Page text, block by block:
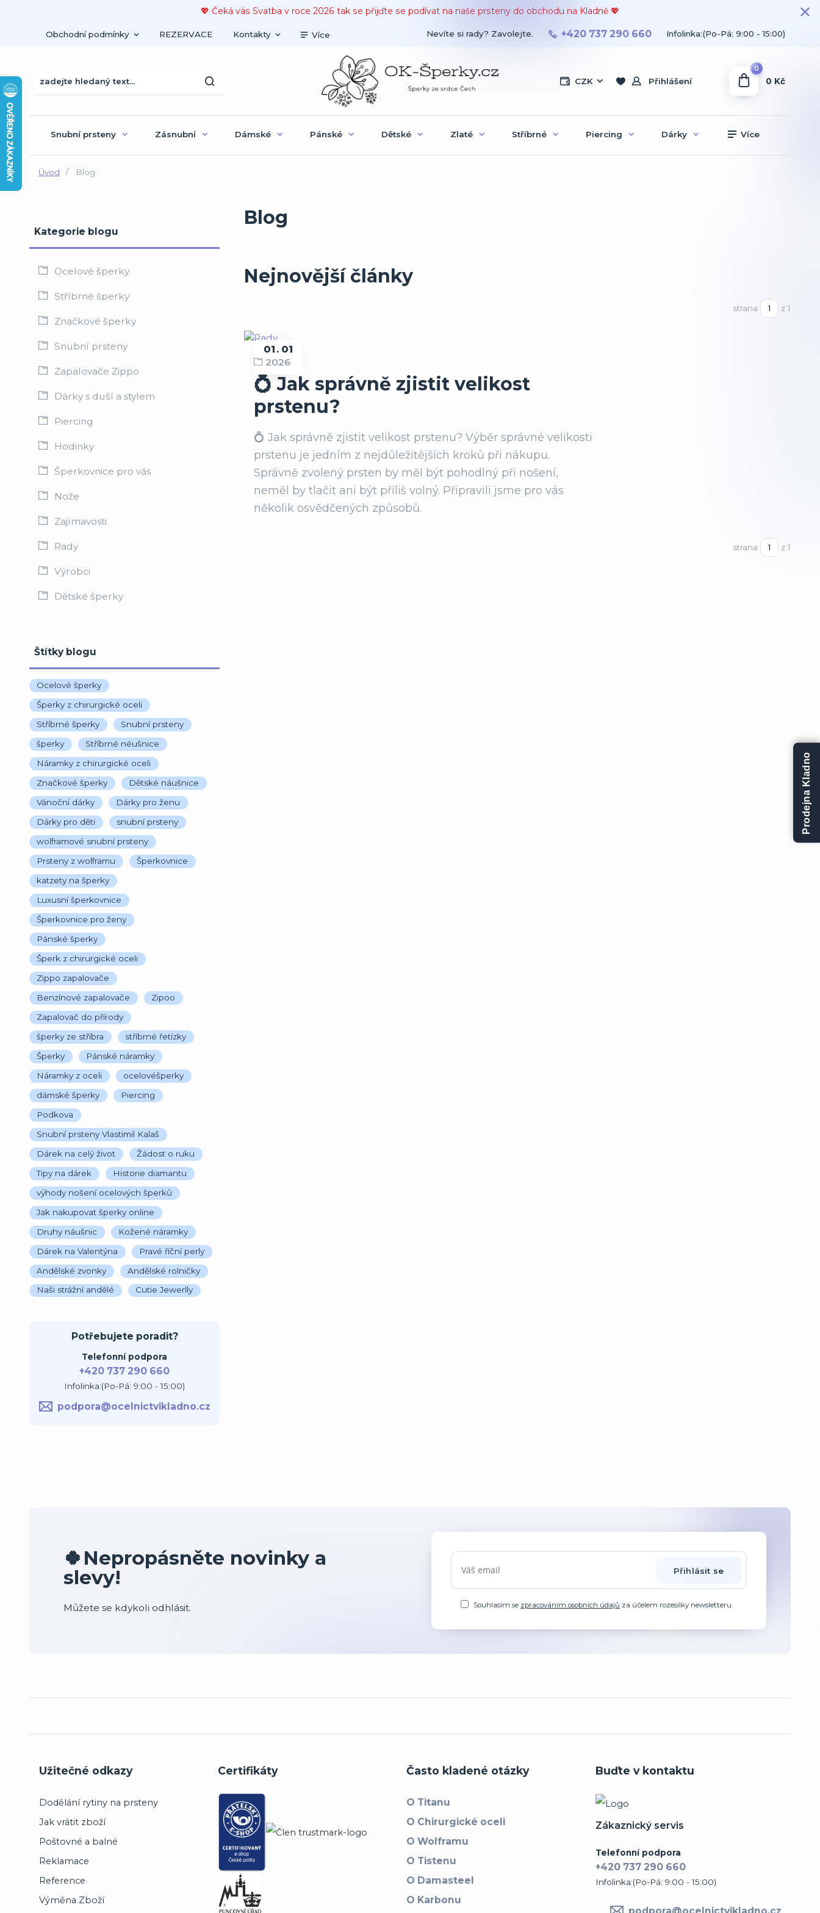
💖 Čeká vás Svatba v roce 2026 tak se přijďte se podívat na naše prsteny do obchodu na Kladně 💖
Obchodní podmínky REZERVACE Kontakty Více
CZK Přihlášení
Nevíte si rady? Zavolejte. +420 737 290 660 Infolinka:(Po-Pá: 9:00 - 15:00)
0
0 Kč
Snubní prsteny Zásnubní Dámské Pánské Dětské Zlaté Stříbrné Piercing Dárky Více
Úvod Blog
Kategorie blogu
Ocelové šperky
Stříbrné šperky
Značkové šperky
Snubní prsteny
Zapalovače Zippo
Dárky s duší a stylem
Piercing
Hodinky
Šperkovnice pro vás
Nože
Zajímavosti
Rady
Výrobci
Dětské šperky
Štítky blogu
Ocelové šperky
Šperky z chirurgické oceli
Stříbrné šperky
Snubní prsteny
šperky
Stříbrné néušnice
Náramky z chirurgické oceli
Značkové šperky
Dětské náušnice
Vánoční dárky
Dárky pro ženu
Dárky pro děti
snubní prsteny
wolframové snubní prsteny
Prsteny z wolframu
Šperkovnice
katzety na šperky
Luxusní šperkovnice
Šperkovnice pro ženy
Pánské šperky
Šperk z chirurgické oceli
Zippo zapalovače
Benzínové zapalovače
Zipoo
Zapalovač do přírody
šperky ze stříbra
stříbrné řetízky
Šperky
Pánské náramky
Náramky z oceli
ocelovéšperky
dámské šperky
Piercing
Podkova
Snubní prsteny Vlastimil Kalaš
Dárek na celý život
Žádost o ruku
Tipy na dárek
Historie diamantu
výhody nošení ocelových šperků
Jak nakupovat šperky online
Druhy náušnic
Kožené náramky
Dárek na Valentýna
Pravé říční perly
Andělské zvonky
Andělské rolničky
Naši strážní andělé
Cutie Jewerlly
Potřebujete poradit?
Telefonní podpora
+420 737 290 660
Infolinka:(Po-Pá: 9:00 - 15:00)
podpora@ocelnictvikladno.cz
Blog
Nejnovější články
strana z 1
💍 Jak správně zjistit velikost
prstenu?
01
01
2026
Rady
💍 Jak správně zjistit velikost prstenu? Výběr správné velikosti
prstenu je jedním z nejdůležitějších kroků při nákupu.
Správně zvolený prsten by měl být pohodlný při nošení,
neměl by tlačit ani být příliš volný. Připravili jsme pro vás
několik osvědčených způsobů.
strana z 1
🍀Nepropásněte novinky a
slevy!
Můžete se kdykoli odhlásit.
Přihlásit se
Souhlasím se zpracováním osobních údajů za účelem rozesílky newsletteru.
Prodejna Kladno
Užitečné odkazy
Dodělání rytiny na prsteny
Jak vrátit zboží
Poštovné a balné
Reklamace
Reference
Výměna Zboží
Certifikáty Často kladené otázky
O Titanu
O Chirurgické oceli
O Wolframu
O Tistenu
O Damasteel
O Karbonu
Buďte v kontaktu
Zákaznický servis
Telefonní podpora
+420 737 290 660
Infolinka:(Po-Pá: 9:00 - 15:00)
podpora@ocelnictvikladno.cz